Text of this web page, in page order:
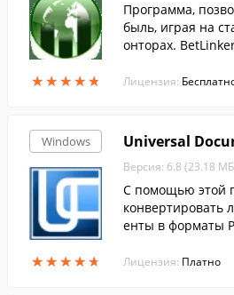
★★★★★
★★★★★
Программа,
быль, играя на
онторах.
азываемые
Лицензия:
Windows
★★★★★
★★★★★
Universal
Версия: 6.8 (23.18
С помощью этой
конвертировать
енты в форматы
Лицензия: Платно